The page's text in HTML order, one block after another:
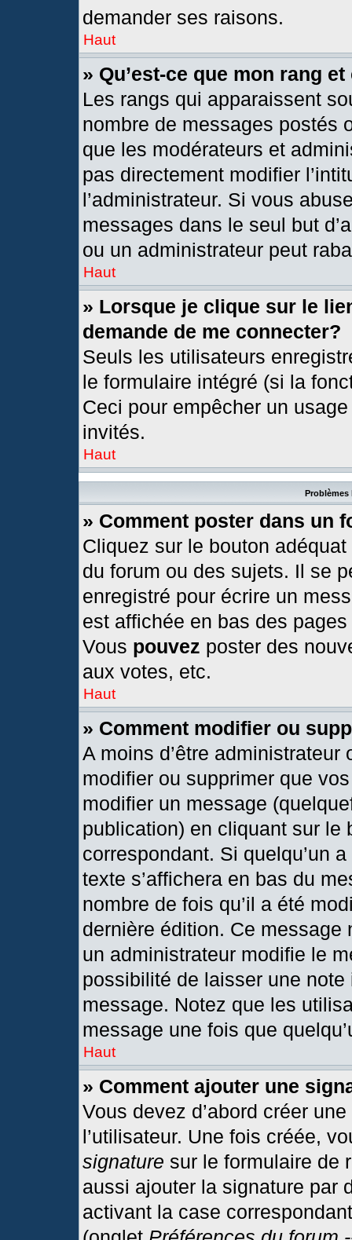
demander ses raisons.
Haut
» Qu’est-ce que mon rang
Les rangs qui apparaissent
nombre de messages postés
que les modérateurs et
pas directement modifier
l’administrateur. Si vous
messages dans le seul but
ou un administrateur peut
Haut
» Lorsque je clique sur le
demande de me connecter?
Seuls les utilisateurs
le formulaire intégré (si la
Ceci pour empêcher un
invités.
Haut
Problèmes
» Comment poster dans un
Cliquez sur le bouton
du forum ou des sujets. Il se
enregistré pour écrire un
est affichée en bas des
Vous pouvez poster des
aux votes, etc.
Haut
» Comment modifier ou
A moins d’être
modifier ou supprimer que
modifier un message
publication) en cliquant sur le
correspondant. Si quelqu’un
texte s’affichera en bas du
nombre de fois qu’il a été
dernière édition. Ce message
un administrateur modifie le
possibilité de laisser une
message. Notez que les
message une fois que
Haut
» Comment ajouter une
Vous devez d’abord créer
l’utilisateur. Une fois créée,
signature sur le formulaire de
aussi ajouter la signature par
activant la case